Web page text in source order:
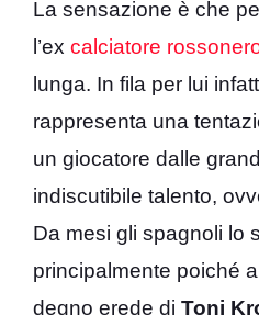
La sensazione è che
l’ex calciatore
lunga. In fila per lui
rappresenta una
un giocatore dalle
indiscutibile talento,
Da mesi gli spagnoli lo
principalmente poiché
degno erede di Toni